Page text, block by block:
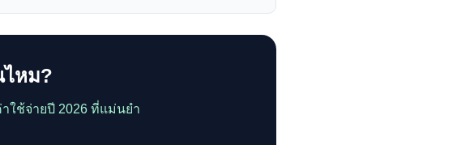
ไหม?
ใช้จ่ายปี 2026 ที่แม่นยำ